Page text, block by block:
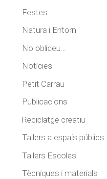
Festes
Natura i Entorn
No oblideu…
Notícies
Petit Carrau
Publicacions
Reciclatge creatiu
Tallers a espais públics
Tallers Escoles
Tècniques i materials